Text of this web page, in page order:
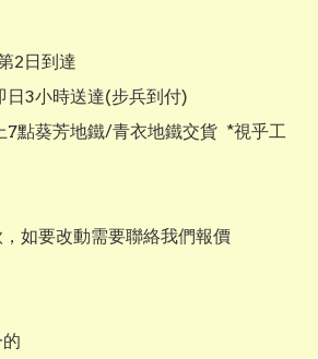
2日到達
日3小時送達(步兵到付)
7點葵芳地鐵/青衣地鐵交貨  *視乎工
如要改動需要聯絡我們報價